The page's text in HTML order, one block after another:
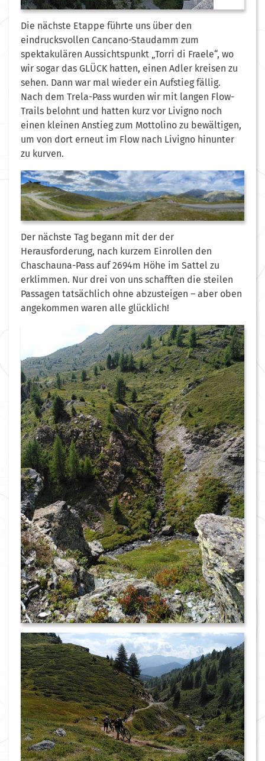
Die nächste Etappe führte uns über den
eindrucksvollen Cancano-Staudamm zum
spektakulären Aussichtspunkt „Torri di Fraele“, wo
wir sogar das GLÜCK hatten, einen Adler kreisen zu
sehen. Dann war mal wieder ein Aufstieg fällig.
Nach dem Trela-Pass wurden wir mit langen Flow-
Trails belohnt und hatten kurz vor Livigno noch
einen kleinen Anstieg zum Mottolino zu bewältigen,
um von dort erneut im Flow nach Livigno hinunter
zu kurven.
Der nächste Tag begann mit der der
Herausforderung, nach kurzem Einrollen den
Chaschauna-Pass auf 2694m Höhe im Sattel zu
erklimmen. Nur drei von uns schafften die steilen
Passagen tatsächlich ohne abzusteigen – aber oben
angekommen waren alle glücklich!